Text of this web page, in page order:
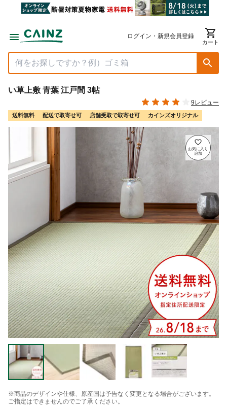
ログイン・新規会員登録
カート
い草上敷 青葉 江戸間 3帖
9レビュー
送料無料 配送で取寄せ可 店舗受取で取寄せ可 カインズオリジナル
※商品のデザインや仕様、原産国は予告なく変更となる場合がございます。
ご指定はできませんのでご了承ください。